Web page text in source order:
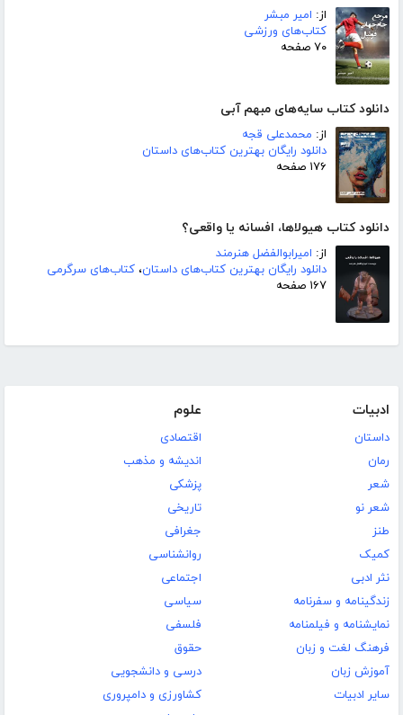
از: امیر مبشر
کتاب‌های ورزشی
۷۰ صفحه
دانلود کتاب سایه‌های مبهم آبی
از: محمدعلی قجه
دانلود رایگان بهترین کتاب‌های داستان
۱۷۶ صفحه
دانلود کتاب هیولاها، افسانه یا واقعی؟
از: امیرابوالفضل هنرمند
دانلود رایگان بهترین کتاب‌های داستان، کتاب‌های سرگرمی
۱۶۷ صفحه
ادبیات
داستان
رمان
شعر
شعر نو
طنز
کمیک
نثر ادبی
زندگینامه و سفرنامه
نمایشنامه و فیلمنامه
فرهنگ لغت و زبان
آموزش زبان
سایر ادبیات
علوم
اقتصادی
اندیشه و مذهب
پزشکی
تاریخی
جغرافی
روانشناسی
اجتماعی
سیاسی
فلسفی
حقوق
درسی و دانشجویی
کشاورزی و دامپروری